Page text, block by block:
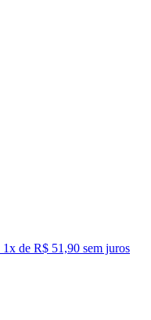
1x de R$ 51,90 sem juros